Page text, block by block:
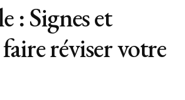
: Signes et
réviser votre